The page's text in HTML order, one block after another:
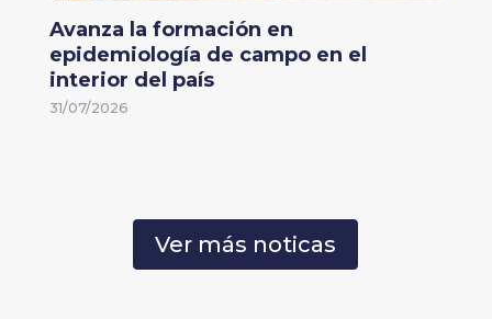
Avanza la formación en
epidemiología de campo en el
interior del país
31/07/2026
Ver más noticas